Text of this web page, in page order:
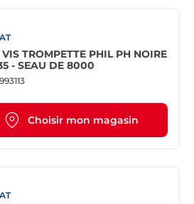
TROMPETTE PHIL PH NOIRE
- SEAU DE 8000
Choisir mon magasin